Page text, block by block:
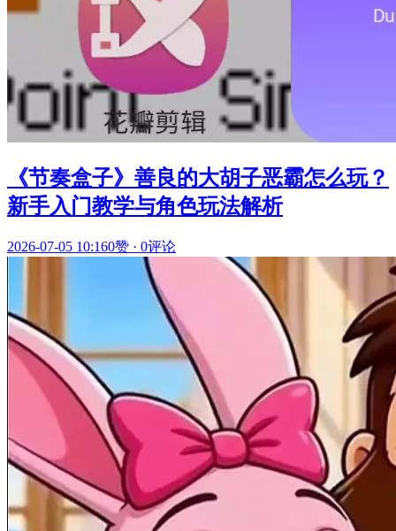
《节奏盒子》善良的大胡子恶霸怎么玩？
新手入门教学与角色玩法解析
2026-07-05 10:160赞 · 0评论